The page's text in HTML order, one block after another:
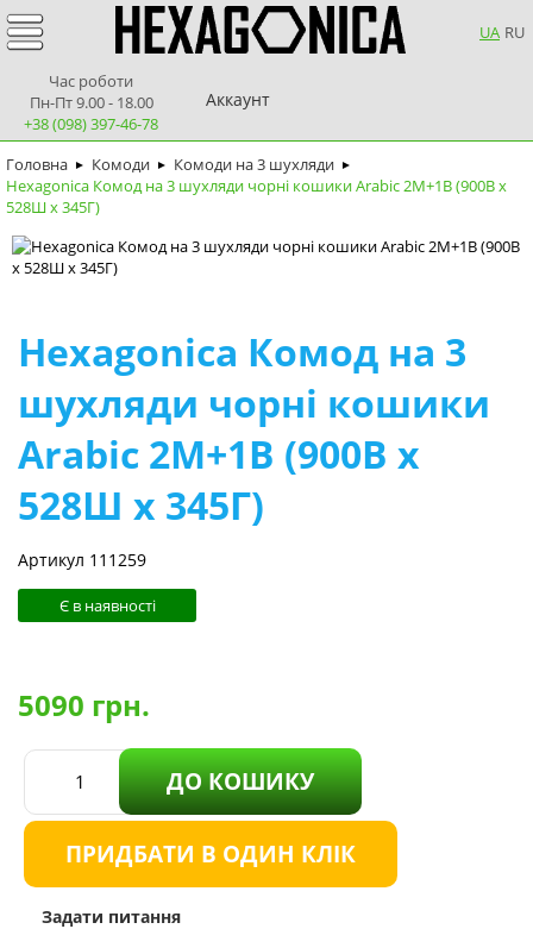
UA RU
Час роботи
Пн-Пт 9.00 - 18.00
+38 (098) 397-46-78
Аккаунт
Головна ► Комоди ► Комоди на 3 шухляди ►
Hexagonica Комод на 3 шухляди чорні кошики Arabic 2М+1В (900В х
528Ш х 345Г)
Hexagonica Комод на 3
шухляди чорні кошики
Arabic 2М+1В (900В х
528Ш х 345Г)
Артикул 111259
Є в наявності
5090 грн.
ДО КОШИКУ
ПРИДБАТИ В ОДИН КЛІК
Задати питання